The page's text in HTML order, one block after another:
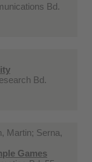
Bd.
Bd.
Martin; Serna,
Games